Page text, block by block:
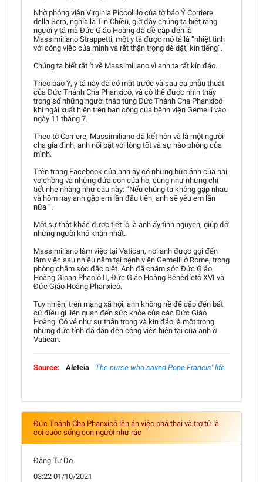
Nhờ phóng viên Virginia Piccolillo của tờ báo Ý Corriere
della Sera, nghĩa là Tin Chiều, giờ đây chúng ta biết rằng
người y tá mà Đức Giáo Hoàng đã đề cập đến là
Massimiliano Strappetti, một y tá được mô tả là “nhiệt tình
với công việc của mình và rất thận trọng dè dặt, kín tiếng”.
Chúng ta biết rất ít về Massimiliano vì anh ta rất kín đáo.
Theo báo Ý, y tá này đã có mặt trước và sau ca phẫu thuật
của Đức Thánh Cha Phanxicô, và có thể được nhìn thấy
trong số những người tháp tùng Đức Thánh Cha Phanxicô
khi ngài xuất hiện trên ban công của bệnh viện Gemelli vào
ngày 11 tháng 7.
Theo tờ Corriere, Massimiliano đã kết hôn và là một người
cha gia đình, anh nổi bật với lòng tốt và sự hào phóng của
mình.
Trên trang Facebook của anh ấy có những bức ảnh của hai
vợ chồng và những đứa con của họ, cũng như những chi
tiết nhẹ nhàng như câu này: “Nếu chúng ta không gặp nhau
và hôm nay anh gặp em lần đầu tiên, anh sẽ yêu em lần
nữa “.
Một sự thật khác được tiết lộ là anh ấy tình nguyện, giúp đỡ
những người khó khăn nhất.
Massimiliano làm việc tại Vatican, nơi anh được gọi đến
làm việc sau nhiều năm tại bệnh viện Gemelli ở Rome, trong
phòng chăm sóc đặc biệt. Anh đã chăm sóc Đức Giáo
Hoàng Gioan Phaolô II, Đức Giáo Hoàng Bênêđíctô XVI và
Đức Giáo Hoàng Phanxicô.
Tuy nhiên, trên mạng xã hội, anh không hề đề cập đến bất
cứ điều gì liên quan đến sức khỏe của các Đức Giáo
Hoàng. Có vẻ như sự thận trọng và kín đáo là một trong
những đức tính đã dẫn đến công việc hiện tại của anh ở
Vatican.
Source: Aleteia The nurse who saved Pope Francis’ life
Đức Thánh Cha Phanxicô lên án việc phá thai và trợ tử là
coi cuộc sống con người như rác
Đặng Tự Do
03:22 01/10/2021